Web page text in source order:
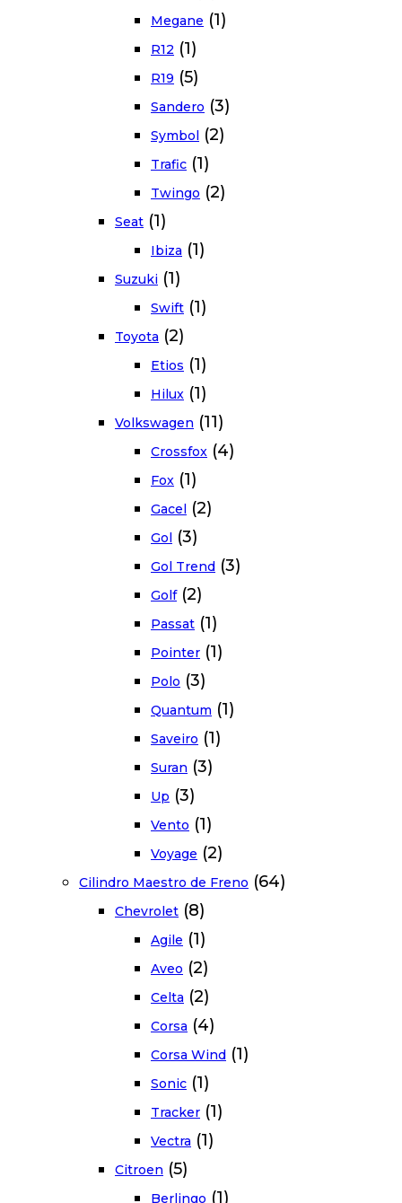
Megane (1)
R12 (1)
R19 (5)
Sandero (3)
Symbol (2)
Trafic (1)
Twingo (2)
Seat (1)
Ibiza (1)
Suzuki (1)
Swift (1)
Toyota (2)
Etios (1)
Hilux (1)
Volkswagen (11)
Crossfox (4)
Fox (1)
Gacel (2)
Gol (3)
Gol Trend (3)
Golf (2)
Passat (1)
Pointer (1)
Polo (3)
Quantum (1)
Saveiro (1)
Suran (3)
Up (3)
Vento (1)
Voyage (2)
Cilindro Maestro de Freno (64)
Chevrolet (8)
Agile (1)
Aveo (2)
Celta (2)
Corsa (4)
Corsa Wind (1)
Sonic (1)
Tracker (1)
Vectra (1)
Citroen (5)
Berlingo (1)